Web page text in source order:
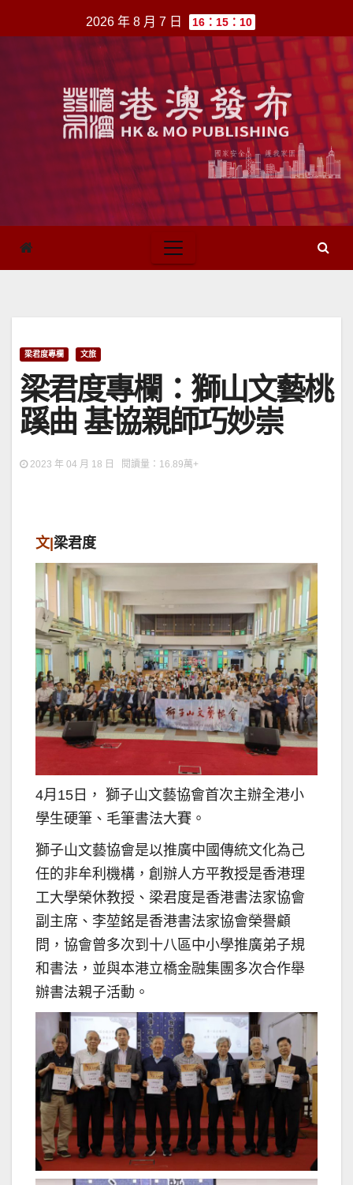
至
2026 年 8 月 7 日 16：15：10
梁君度專欄 文旅
梁君度專欄：獅山文藝桃
蹊曲 基協親師巧妙崇
2023 年 04 月 18 日 閱讀量：16.89萬+
文| 梁君度
4月15日， 獅子山文藝協會首次主辦全港小
學生硬筆、毛筆書法大賽。
獅子山文藝協會是以推廣中國傳統文化為己
任的非牟利機構，創辦人方平教授是香港理
工大學榮休教授、梁君度是香港書法家協會
副主席、李堃銘是香港書法家協會榮譽顧
問，協會曾多次到十八區中小學推廣弟子規
和書法，並與本港立橋金融集團多次合作舉
辦書法親子活動。